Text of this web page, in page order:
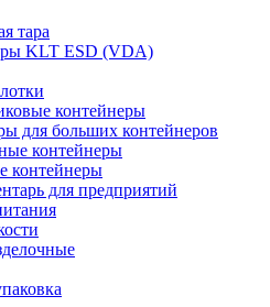
тара
KLT ESD (VDA)
контейнеры
для больших контейнеров
контейнеры
контейнеры
для предприятий